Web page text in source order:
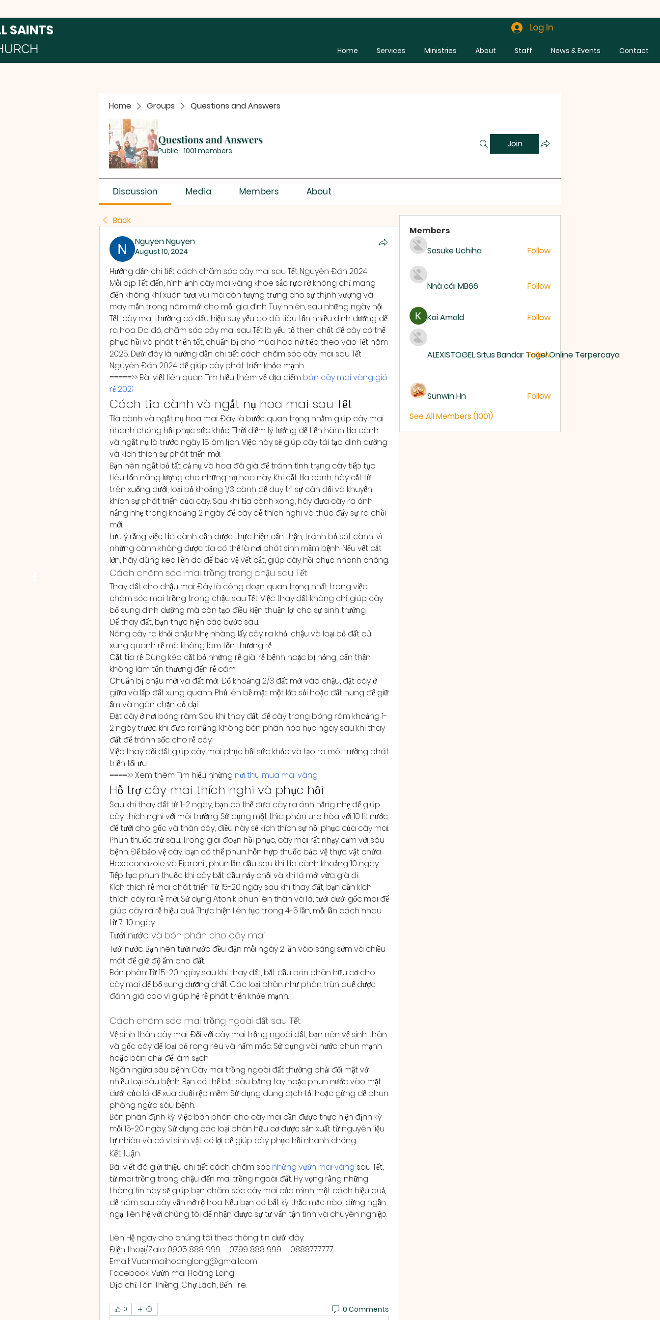
SAINTS Log In
Home Services Ministries About Staff News & Events Contact
Home Groups Questions and Answers
Questions and Answers
Public · 1001 members
Join
Discussion Media Members About
Back
Nguyen Nguyen
August 10, 2024
Hướng dẫn chi tiết cách chăm sóc cây mai sau Tết Nguyên Đán 2024
Mỗi dịp Tết đến, hình ảnh cây mai vàng khoe sắc rực rỡ không chỉ mang
đến không khí xuân tươi vui mà còn tượng trưng cho sự thịnh vượng và
may mắn trong năm mới cho mỗi gia đình. Tuy nhiên, sau những ngày hội
Tết, cây mai thường có dấu hiệu suy yếu do đã tiêu tốn nhiều dinh dưỡng để
ra hoa. Do đó, chăm sóc cây mai sau Tết là yếu tố then chốt để cây có thể
phục hồi và phát triển tốt, chuẩn bị cho mùa hoa nở tiếp theo vào Tết năm
2025. Dưới đây là hướng dẫn chi tiết cách chăm sóc cây mai sau Tết
Nguyên Đán 2024 để giúp cây phát triển khỏe mạnh.
=====>> Bài viết liên quan: Tìm hiểu thêm về địa điểm bán cây mai vàng giá
rẻ 2021
Cách tỉa cành và ngắt nụ hoa mai sau Tết
Tỉa cành và ngắt nụ hoa mai: Đây là bước quan trọng nhằm giúp cây mai
nhanh chóng hồi phục sức khỏe. Thời điểm lý tưởng để tiến hành tỉa cành
và ngắt nụ là trước ngày 15 âm lịch. Việc này sẽ giúp cây tái tạo dinh dưỡng
và kích thích sự phát triển mới.
Bạn nên ngắt bỏ tất cả nụ và hoa đã già để tránh tình trạng cây tiếp tục
tiêu tốn năng lượng cho những nụ hoa này. Khi cắt tỉa cành, hãy cắt từ
trên xuống dưới, loại bỏ khoảng 1/3 cành để duy trì sự cân đối và khuyến
khích sự phát triển của cây. Sau khi tỉa cành xong, hãy đưa cây ra ánh
nắng nhẹ trong khoảng 2 ngày để cây dễ thích nghi và thúc đẩy sự ra chồi
mới.
Lưu ý rằng việc tỉa cành cần được thực hiện cẩn thận, tránh bỏ sót cành, vì
những cành không được tỉa có thể là nơi phát sinh mầm bệnh. Nếu vết cắt
lớn, hãy dùng keo liền da để bảo vệ vết cắt, giúp cây hồi phục nhanh chóng.
Cách chăm sóc mai trồng trong chậu sau Tết
Thay đất cho chậu mai: Đây là công đoạn quan trọng nhất trong việc
chăm sóc mai trồng trong chậu sau Tết. Việc thay đất không chỉ giúp cây
bổ sung dinh dưỡng mà còn tạo điều kiện thuận lợi cho sự sinh trưởng.
Để thay đất, bạn thực hiện các bước sau:
Nâng cây ra khỏi chậu: Nhẹ nhàng lấy cây ra khỏi chậu và loại bỏ đất cũ
xung quanh rễ mà không làm tổn thương rễ.
Cắt tỉa rễ: Dùng kéo cắt bỏ những rễ già, rễ bệnh hoặc bị hỏng, cẩn thận
không làm tổn thương đến rễ cám.
Chuẩn bị chậu mới và đất mới: Đổ khoảng 2/3 đất mới vào chậu, đặt cây ở
giữa và lấp đất xung quanh. Phủ lên bề mặt một lớp sỏi hoặc đất nung để giữ
ẩm và ngăn chặn cỏ dại.
Đặt cây ở nơi bóng râm: Sau khi thay đất, để cây trong bóng râm khoảng 1-
2 ngày trước khi đưa ra nắng. Không bón phân hóa học ngay sau khi thay
đất để tránh sốc cho rễ cây.
Việc thay đổi đất giúp cây mai phục hồi sức khỏe và tạo ra môi trường phát
triển tối ưu.
====>> Xem thêm: Tìm hiểu những nơi thu mua mai vàng
Hỗ trợ cây mai thích nghi và phục hồi
Sau khi thay đất từ 1-2 ngày, bạn có thể đưa cây ra ánh nắng nhẹ để giúp
cây thích nghi với môi trường. Sử dụng một thìa phân ure hòa với 10 lít nước
để tưới cho gốc và thân cây, điều này sẽ kích thích sự hồi phục của cây mai.
Phun thuốc trừ sâu: Trong giai đoạn hồi phục, cây mai rất nhạy cảm với sâu
bệnh. Để bảo vệ cây, bạn có thể phun hỗn hợp thuốc bảo vệ thực vật chứa
Hexaconazole và Fipronil, phun lần đầu sau khi tỉa cành khoảng 10 ngày.
Tiếp tục phun thuốc khi cây bắt đầu nảy chồi và khi lá mới vừa già đi.
Kích thích rễ mai phát triển: Từ 15-20 ngày sau khi thay đất, bạn cần kích
thích cây ra rễ mới. Sử dụng Atonik phun lên thân và lá, tưới dưới gốc mai để
giúp cây ra rễ hiệu quả. Thực hiện liên tục trong 4-5 lần, mỗi lần cách nhau
từ 7-10 ngày.
Tưới nước và bón phân cho cây mai
Tưới nước: Bạn nên tưới nước đều đặn mỗi ngày 2 lần vào sáng sớm và chiều
mát để giữ độ ẩm cho đất.
Bón phân: Từ 15-20 ngày sau khi thay đất, bắt đầu bón phân hữu cơ cho
cây mai để bổ sung dưỡng chất. Các loại phân như phân trùn quế được
đánh giá cao vì giúp hệ rễ phát triển khỏe mạnh.
Cách chăm sóc mai trồng ngoài đất sau Tết
Vệ sinh thân cây mai: Đối với cây mai trồng ngoài đất, bạn nên vệ sinh thân
và gốc cây để loại bỏ rong rêu và nấm mốc. Sử dụng vòi nước phun mạnh
hoặc bàn chải để làm sạch.
Ngăn ngừa sâu bệnh: Cây mai trồng ngoài đất thường phải đối mặt với
nhiều loại sâu bệnh. Bạn có thể bắt sâu bằng tay hoặc phun nước vào mặt
dưới của lá để xua đuổi rệp mềm. Sử dụng dung dịch tỏi hoặc gừng để phun
phòng ngừa sâu bệnh.
Bón phân định kỳ: Việc bón phân cho cây mai cần được thực hiện định kỳ
mỗi 15-20 ngày. Sử dụng các loại phân hữu cơ được sản xuất từ nguyên liệu
tự nhiên và có vi sinh vật có lợi để giúp cây phục hồi nhanh chóng.
Kết luận
Bài viết đã giới thiệu chi tiết cách chăm sóc những vườn mai vàng sau Tết,
từ mai trồng trong chậu đến mai trồng ngoài đất. Hy vọng rằng những
thông tin này sẽ giúp bạn chăm sóc cây mai của mình một cách hiệu quả,
để năm sau cây vẫn nở rộ hoa. Nếu bạn có bất kỳ thắc mắc nào, đừng ngần
ngại liên hệ với chúng tôi để nhận được sự tư vấn tận tình và chuyên nghiệp.
Liên Hệ ngay cho chúng tôi theo thông tin dưới đây:
Điện thoại/Zalo: 0905 888 999 – 0799 888 999 – 0888777777
Email: Vuonmaihoanglong@gmail.com
Facebook: Vườn mai Hoàng Long
Địa chỉ: Tân Thiềng, Chợ Lách, Bến Tre.
0 0 Comments
Members
Sasuke Uchiha
Follow
Nhà cái MB66 Follow
Kai Amald Follow
ALEXISTOGEL Situs Bandar Togel Online Terpercaya
Follow
Sunwin Hn
Follow
See All Members (1001)